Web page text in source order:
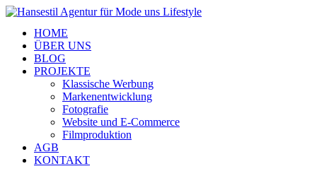
HOME
ÜBER UNS
BLOG
PROJEKTE
Klassische Werbung
Markenentwicklung
Fotografie
Website und E-Commerce
Filmproduktion
AGB
KONTAKT